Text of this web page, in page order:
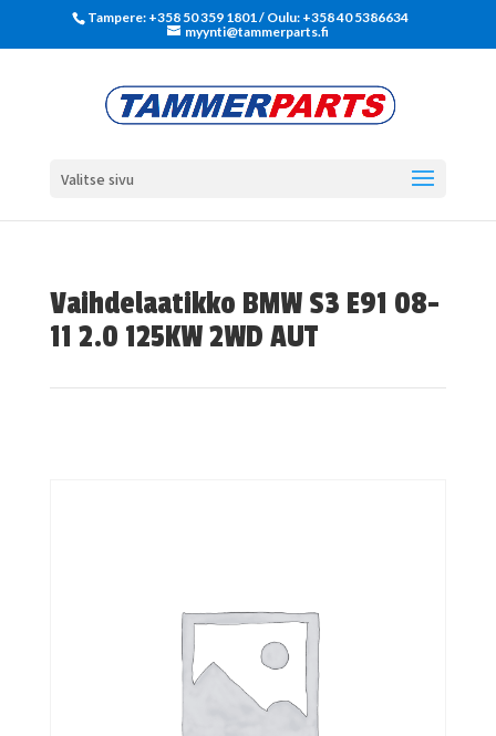
Tampere: +358 50 359 1801‬ / Oulu: +358 40 5386634
myynti@tammerparts.fi
Valitse sivu
Vaihdelaatikko BMW S3 E91 08-
11 2.0 125KW 2WD AUT